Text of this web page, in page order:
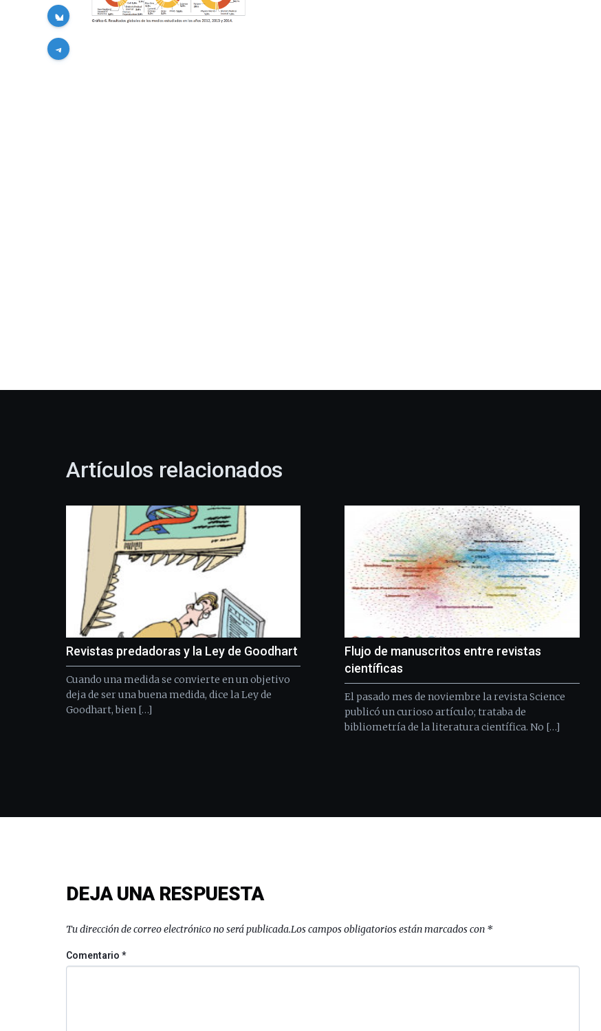
Artículos relacionados
Revistas predadoras y la Ley de Goodhart
Cuando una medida se convierte en un objetivo
deja de ser una buena medida, dice la Ley de
Goodhart, bien […]
Flujo de manuscritos entre revistas
científicas
El pasado mes de noviembre la revista Science
publicó un curioso artículo; trataba de
bibliometría de la literatura científica. No […]
DEJA UNA RESPUESTA
Tu dirección de correo electrónico no será publicada.Los campos obligatorios están marcados con *
Comentario*